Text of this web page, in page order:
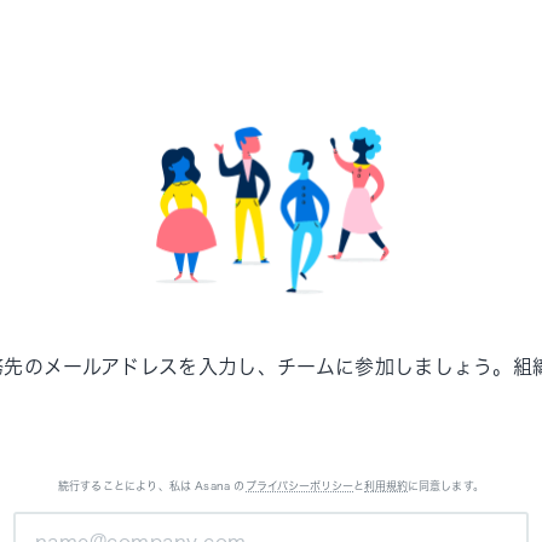
先のメールアドレスを入力し、チームに参加しましょう。組
続行することにより、私は Asana の プライバシーポリシー と 利用規約に同意します。